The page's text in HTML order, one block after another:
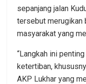
sepanjang jalan
tersebut merugikan
masyarakat yang
“Langkah ini
ketertiban,
AKP Lukhar yang